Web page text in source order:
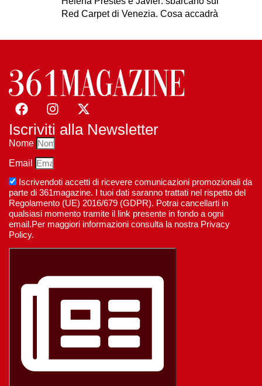
Red Carpet di Venezia. Cosa accadrà
Iscriviti alla Newsletter
Nome
Email
Iscrivendoti accetti di ricevere comunicazioni promozionali da
parte di 361magazine. I tuoi dati saranno trattati nel rispetto del
Regolamento (UE) 2016/679 (GDPR). Potrai cancellarti in
qualsiasi momento tramite il link presente in fondo a ogni
email.Per maggiori informazioni consulta la nostra Privacy
Policy.